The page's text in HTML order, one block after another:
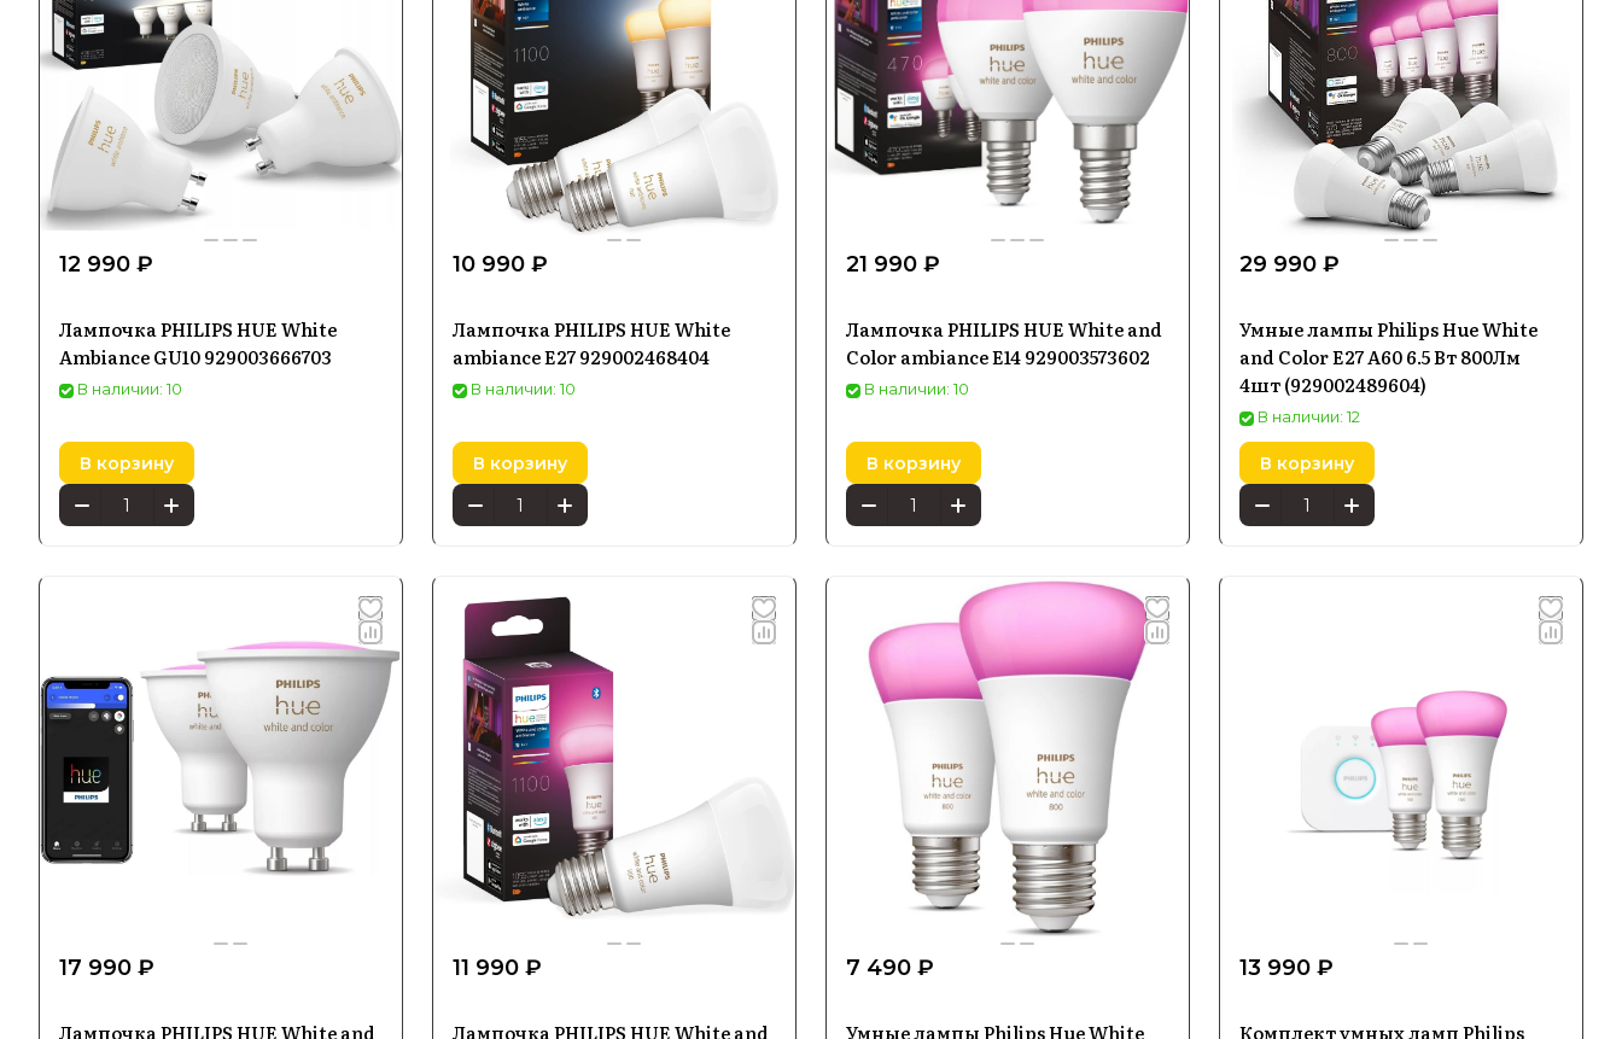
12 990 ₽
Лампочка PHILIPS HUE White
Ambiance GU10 929003666703
В наличии: 10
В корзину
10 990 ₽
Лампочка PHILIPS HUE White
ambiance E27 929002468404
В наличии: 10
В корзину
21 990 ₽
Лампочка PHILIPS HUE White and
Color ambiance E14 929003573602
В наличии: 10
В корзину
29 990 ₽
Умные лампы Philips Hue White
and Color E27 A60 6.5 Вт 800Лм
4шт (929002489604)
В наличии: 12
В корзину
17 990 ₽
Лампочка PHILIPS HUE White and
11 990 ₽
Лампочка PHILIPS HUE White and
7 490 ₽
Умные лампы Philips Hue White
13 990 ₽
Комплект умных ламп Philips